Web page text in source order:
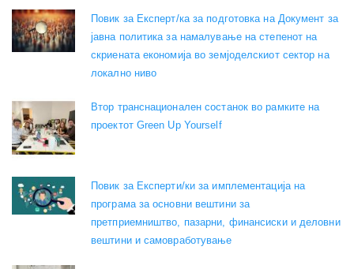
Повик за Експерт/ка за подготовка на Документ за
јавна политика за намалување на степенот на
скриената економија во земјоделскиот сектор на
локално ниво
Втор транснационален состанок во рамките на
проектот Green Up Yourself
Повик за Експерти/ки за имплементација на
програма за основни вештини за
претприемништво, пазарни, финансиски и деловни
вештини и самовработување